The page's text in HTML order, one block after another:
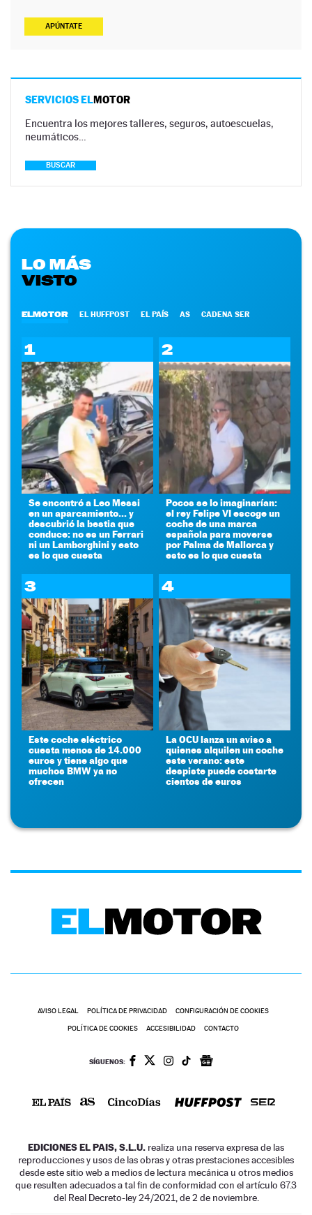
APÚNTATE
SERVICIOS ELMOTOR
Encuentra los mejores talleres, seguros, autoescuelas,
neumáticos…
BUSCAR
LO MÁS
VISTO
ELMOTOR EL HUFFPOST EL PAÍS AS CADENA SER
1
Se encontró a Leo Messi
en un aparcamiento... y
descubrió la bestia que
conduce: no es un Ferrari
ni un Lamborghini y esto
es lo que cuesta
2
Pocos se lo imaginarían:
el rey Felipe VI escoge un
coche de una marca
española para moverse
por Palma de Mallorca y
esto es lo que cuesta
3
Este coche eléctrico
cuesta menos de 14.000
euros y tiene algo que
muchos BMW ya no
ofrecen
4
La OCU lanza un aviso a
quienes alquilen un coche
este verano: este
despiste puede costarte
cientos de euros
AVISO LEGAL POLÍTICA DE PRIVACIDAD CONFIGURACIÓN DE COOKIES
POLÍTICA DE COOKIES ACCESIBILIDAD CONTACTO
SÍGUENOS:
EDICIONES EL PAIS, S.L.U. realiza una reserva expresa de las
reproducciones y usos de las obras y otras prestaciones accesibles
desde este sitio web a medios de lectura mecánica u otros medios
que resulten adecuados a tal fin de conformidad con el artículo 67.3
del Real Decreto-ley 24/2021, de 2 de noviembre.